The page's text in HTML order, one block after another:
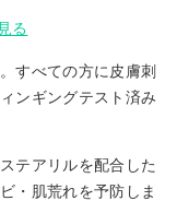
る
すべての方に皮膚刺
ンギングテスト済み
テアリルを配合した
・肌荒れを予防しま